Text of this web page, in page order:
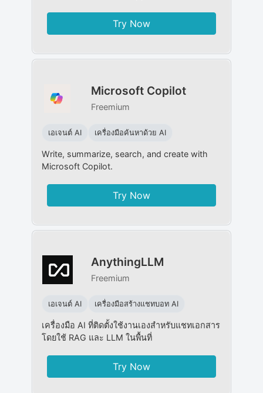
Try Now
Microsoft Copilot
Freemium
เอเจนต์ AI เครื่องมือค้นหาด้วย AI
Write, summarize, search, and create with
Microsoft Copilot.
Try Now
AnythingLLM
Freemium
เอเจนต์ AI เครื่องมือสร้างแชทบอท AI
เครื่องมือ AI ที่ติดตั้งใช้งานเองสำหรับแชทเอกสาร
โดยใช้ RAG และ LLM ในพื้นที่
Try Now